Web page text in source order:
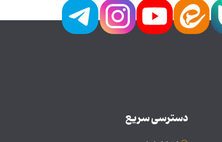
دسترسی سریع